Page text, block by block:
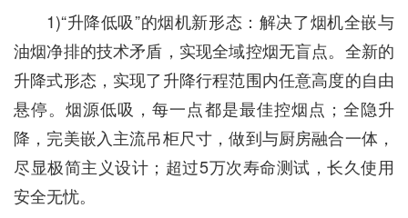
1)“升降低吸”的烟机新形态：解决了烟机全嵌与
油烟净排的技术矛盾，实现全域控烟无盲点。全新的
升降式形态，实现了升降行程范围内任意高度的自由
悬停。烟源低吸，每一点都是最佳控烟点；全隐升
降，完美嵌入主流吊柜尺寸，做到与厨房融合一体，
尽显极简主义设计；超过5万次寿命测试，长久使用
安全无忧。